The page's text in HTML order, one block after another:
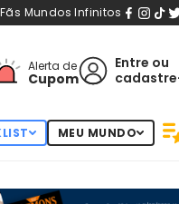
Fãs Mundos Infinitos
Alerta de
Cupom
Entre ou
MEU MUNDO